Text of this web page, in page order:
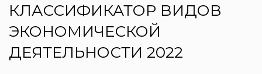
КЛАССИФИКАТОР ВИДОВ
ЭКОНОМИЧЕСКОЙ
ДЕЯТЕЛЬНОСТИ 2022